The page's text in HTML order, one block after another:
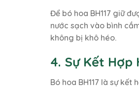
Để bó hoa BH117 giữ
nước sạch vào bình
không bị khô héo.
4. Sự Kết Hợp
Bó hoa BH117 là sự